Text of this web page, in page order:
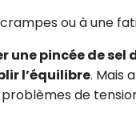
ou à une
une pincée de sel
l’équilibre. Mais
de